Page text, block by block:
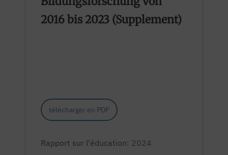
2016 bis 2023 (Supplement)
télécharger en PDF
Rapport sur l'éducation: 2024